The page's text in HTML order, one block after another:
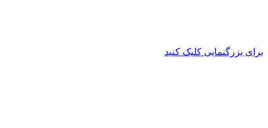
برای بزرگنمایی کلیک کنید